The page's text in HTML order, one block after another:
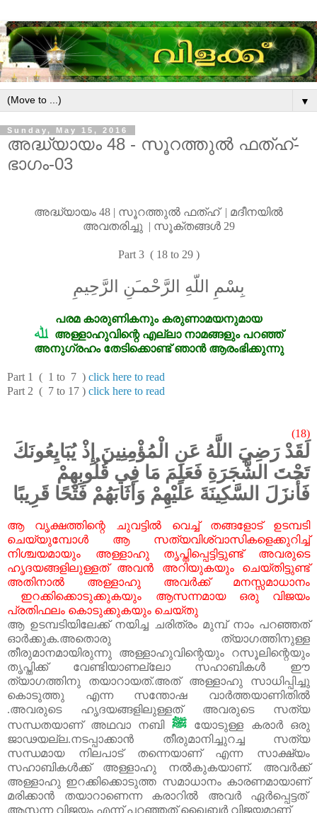
▼
Sunday, May 15, 2016
അദ്ധ്യായം 48 - സൂറത്തുൽ ഫത്‌ഹ്-
ഭാഗം-03
അദ്ധ്യായം 48 | സൂറത്തുൽ ഫത്ഹ് | മദീനയിൽ
അവതരിച്ചു | സൂക്തങ്ങൾ29
Part 3 ( 18 to 29 )
بِسْمِ اللّهِ الرَّحْمـَنِ الرَّحِيمِ
പരമ കാരുണികനും കരുണാമയനുമായ
ﷲ അള്ളാഹുവിന്റെ എല്ലാ നാമങ്ങളും പറഞ്ഞ്
അനുഗ്രഹം തേടിക്കൊണ്ട് ഞാൻ ആരംഭിക്കുന്നു
Part 1 ( 1 to 7 ) click here to read
Part 2 ( 7 to 17 ) click here to read
(18)
لَقَدْ رَضِيَ اللَّهُ عَنِ الْمُؤْمِنِينَ إِذْ يُبَايِعُونَكَ
تَحْتَ الشَّجَرَةِ فَعَلِمَ مَا فِي قُلُوبِهِمْ
فَأَنزَلَ السَّكِينَةَ عَلَيْهِمْ وَأَثَابَهُمْ فَتْحًا قَرِيبًا
ആ വൃക്ഷത്തിന്റെ ചുവട്ടിൽ വെച്ച് തങ്ങളോട്
ഉടമ്പടി
ചെയ്യുമ്പോൾ
ആ
സത്യവിശ്വാസികളെക്കുറിച്ച്
നിശ്ചയമായും
അള്ളാഹു തൃപ്തിപ്പെട്ടിട്ടുണ്ട്
അവരുടെ
ഹൃദയങ്ങളിലുള്ളത്
അവൻ അറിയുകയും
ചെയ്തിട്ടുണ്ട്
അതിനാൽ
അള്ളാഹു അവർക്ക്
മനസ്സമാധാനം
ഇറക്കിക്കൊടുക്കുകയും
ആസന്നമായ ഒരു
വിജയം
പ്രതിഫലം കൊടുക്കുകയും ചെയ്തു
ആ ഉടമ്പടിയിലേക്ക് നയിച്ച ചരിത്രം മുമ്പ് നാം പറഞ്ഞത്
ഓർക്കുക.അതൊരു ത്യാഗത്തിനുള്ള
തീരുമാനമായിരുന്നു അള്ളാഹുവിന്റെയും റസൂലിന്റെയും
തൃപ്തിക്ക് വേണ്ടിയാണല്ലോ സഹാബികൾ ഈ
ത്യാഗത്തിനു തയാറായത്.അത് അള്ളാഹു സാധിപ്പിച്ചു
കൊടുത്തു എന്ന സന്തോഷ വാർത്തയാണിതിൽ
.അവരുടെ ഹൃദയങ്ങളിലുള്ളത് അവരുടെ സത്യ
സന്ധതയാണ് അഥവാ നബി ﷺയോടുള്ള കരാർ ഒരു
ജാഢയല്ല.നടപ്പാക്കാൻ തീരുമാനിച്ചുറച്ച സത്യ
സന്ധമായ നിലപാട് തന്നെയാണ് എന്ന സാക്ഷ്യം
സഹാബികൾക്ക് അള്ളാഹു നൽകുകയാണ്. അവർക്ക്
അള്ളാഹു ഇറക്കിക്കൊടുത്ത സമാധാനം കാരണമായാണ്
മരിക്കാൻ തയാറാണെന്ന കരാറിൽ അവർ ഏർപ്പെട്ടത്
ആസന്ന വിജയം എന്ന് പറഞ്ഞത് ഖൈബർ വിജയമാണ്